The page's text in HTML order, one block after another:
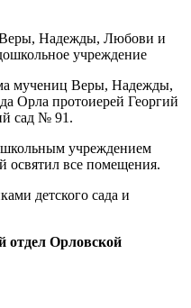
мучениц Веры, Надежды,
Орла протоиерей Георгий
сад № 91.
учреждением
все помещения.
детского сада и
отдел Орловской